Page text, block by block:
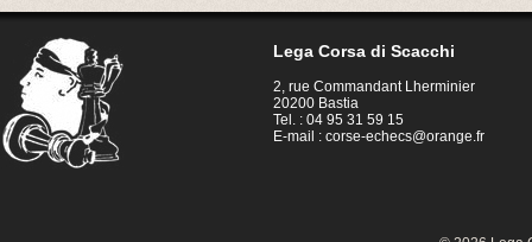
Lega Corsa di Scacchi
2, rue Commandant Lherminier
20200 Bastia
Tel. : 04 95 31 59 15
E-mail :corse-echecs@orange.fr